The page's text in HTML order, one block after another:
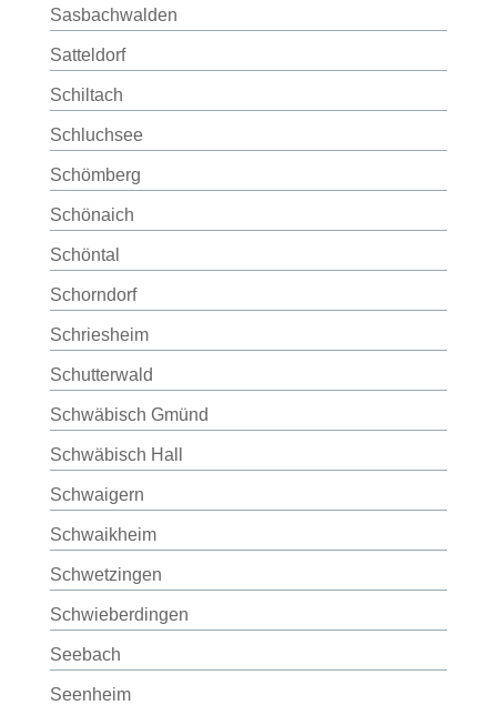
Sasbachwalden
Satteldorf
Schiltach
Schluchsee
Schömberg
Schönaich
Schöntal
Schorndorf
Schriesheim
Schutterwald
Schwäbisch Gmünd
Schwäbisch Hall
Schwaigern
Schwaikheim
Schwetzingen
Schwieberdingen
Seebach
Seenheim